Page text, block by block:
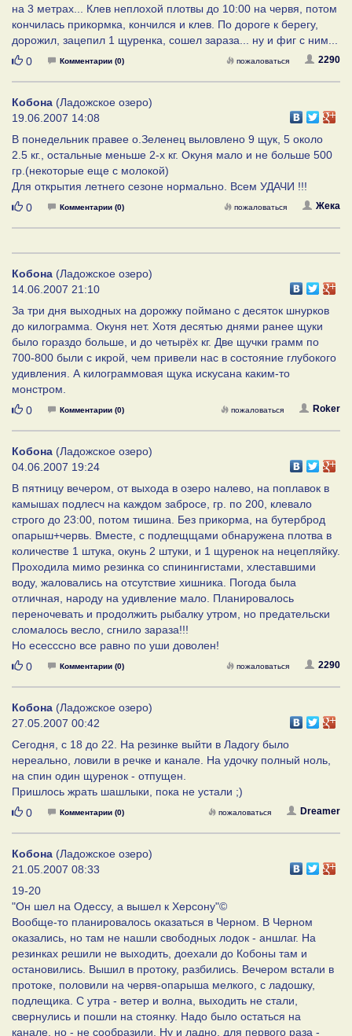
на 3 метрах... Клев неплохой плотвы до 10:00 на червя, потом
кончилась прикормка, кончился и клев. По дороге к берегу,
дорожил, зацепил 1 щуренка, сошел зараза... ну и фиг с ним...
Нравится
0 Комментарии (0) 2290
пожаловаться
Кобона (Ладожское озеро)
19.06.2007 14:08
В понедельник правее о.Зеленец выловлено 9 щук, 5 около
2.5 кг., остальные меньше 2-х кг. Окуня мало и не больше 500
гр.(некоторые еще с молокой)
Для открытия летнего сезоне нормально. Всем УДАЧИ !!!
Нравится
0 Комментарии (0) Жека
пожаловаться
Кобона (Ладожское озеро)
14.06.2007 21:10
За три дня выходных на дорожку поймано с десяток шнурков
до килограмма. Окуня нет. Хотя десятью днями ранее щуки
было гораздо больше, и до четырёх кг. Две щучки грамм по
700-800 были с икрой, чем привели нас в состояние глубокого
удивления. А килограммовая щука искусана каким-то
монстром.
Нравится
0 Комментарии (0) Roker
пожаловаться
Кобона (Ладожское озеро)
04.06.2007 19:24
В пятницу вечером, от выхода в озеро налево, на поплавок в
камышах подлесч на каждом забросе, гр. по 200, клевало
строго до 23:00, потом тишина. Без прикорма, на бутерброд
опарыш+червь. Вместе, с подлещщами обнаружена плотва в
количестве 1 штука, окунь 2 штуки, и 1 щуренок на нецепляйку.
Проходила мимо резинка со спинингистами, хлеставшими
воду, жаловались на отсутствие хишника. Погода была
отличная, народу на удивление мало. Планировалось
переночевать и продолжить рыбалку утром, но предательски
сломалось весло, сгнило зараза!!!
Но есесссно все равно по уши доволен!
Нравится
0 Комментарии (0) 2290
пожаловаться
Кобона (Ладожское озеро)
27.05.2007 00:42
Сегодня, с 18 до 22. На резинке выйти в Ладогу было
нереально, ловили в речке и канале. На удочку полный ноль,
на спин один щуренок - отпущен.
Пришлось жрать шашлыки, пока не устали ;)
Нравится
0 Комментарии (0) Dreamer
пожаловаться
Кобона (Ладожское озеро)
21.05.2007 08:33
19-20
"Он шел на Одессу, а вышел к Херсону"©
Вообще-то планировалось оказаться в Черном. В Черном
оказались, но там не нашли свободных лодок - аншлаг. На
резинках решили не выходить, доехали до Кобоны там и
остановились. Вышил в протоку, разбились. Вечером встали в
протоке, половили на червя-опарыша мелкого, с ладошку,
подлещика. С утра - ветер и волна, выходить не стали,
свернулись и пошли на стоянку. Надо было остаться на
канале, но - не сообразили. Ну и ладно, для первого раза -